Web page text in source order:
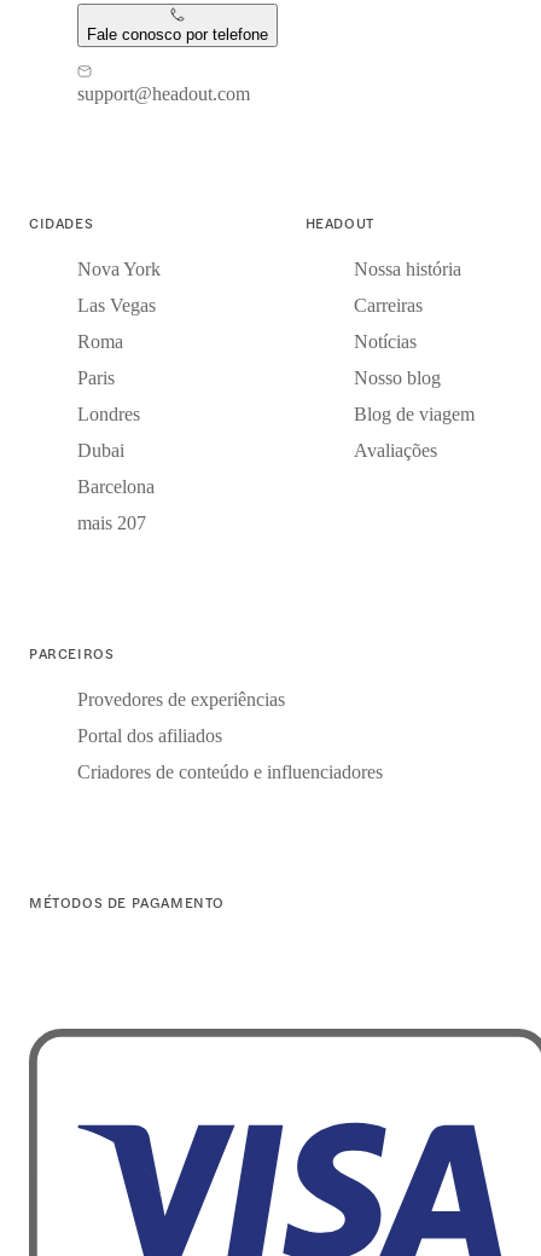
Fale conosco por telefone
support@headout.com
CIDADES
Nova York
Las Vegas
Roma
Paris
Londres
Dubai
Barcelona
mais 207
HEADOUT
Nossa história
Carreiras
Notícias
Nosso blog
Blog de viagem
Avaliações
PARCEIROS
Provedores de experiências
Portal dos afiliados
Criadores de conteúdo e influenciadores
MÉTODOS DE PAGAMENTO